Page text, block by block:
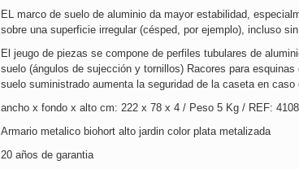
EL marco de suelo de aluminio da mayor estabilidad,
sobre una superficie irregular (césped, por ejemplo), incluso sin
El jeugo de piezas se compone de perfiles tubulares de
suelo (ángulos de sujección y tornillos) Racores para
suelo suministrado aumenta la seguridad de la caseta en caso
ancho x fondo x alto cm: 222 x 78 x 4 / Peso 5 Kg / REF:
Armario metalico biohort alto jardin color plata metalizada
20 años de garantia